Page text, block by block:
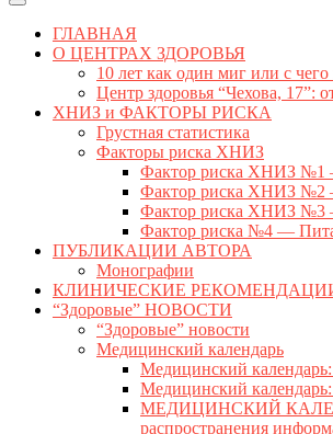
Open
ButtonГЛАВНАЯ
О ЦЕНТРАХ ЗДОРОВЬЯ
10 лет как один миг или с чего
Центр здоровья “Чехова, 17”:
ХНИЗ и ФАКТОРЫ РИСКА
Грустная статистика
Факторы риска ХНИЗ
Фактор риска ХНИЗ №1
Фактор риска ХНИЗ №2
Фактор риска ХНИЗ №3
Фактор риска №4 —
ПУБЛИКАЦИИ АВТОРА
Монографии
КЛИНИЧЕСКИЕ
“Здоровые” НОВОСТИ
“Здоровые” новости
Медицинский календарь
Медицинский
Медицинский
МЕДИЦИНСКИЙ
распространения